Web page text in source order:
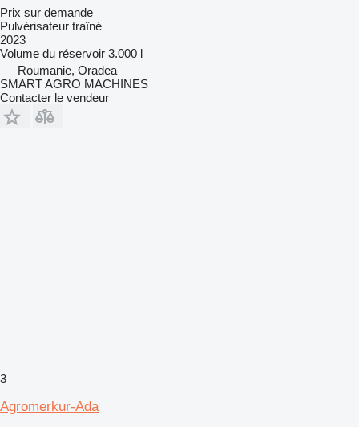
Prix sur demande
Pulvérisateur traîné
2023
Volume du réservoir 3.000 l
Roumanie, Oradea
SMART AGRO MACHINES
Contacter le vendeur
3
Agromerkur-Ada